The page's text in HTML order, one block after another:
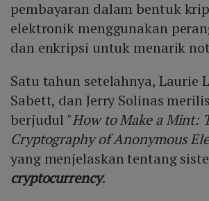
pembayaran dalam bentuk
elektronik menggunakan
dan enkripsi untuk menarik
Satu tahun setelahnya, Laurie
Sabett, dan Jerry Solinas
berjudul "How to Make a Mint:
Cryptography of Anonymous
yang menjelaskan tentang
cryptocurrency.